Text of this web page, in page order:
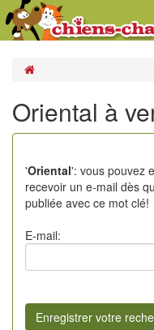
Oriental à
'Oriental': vous pouvez
recevoir un e-mail dès
publiée avec ce mot clé!
E-mail: